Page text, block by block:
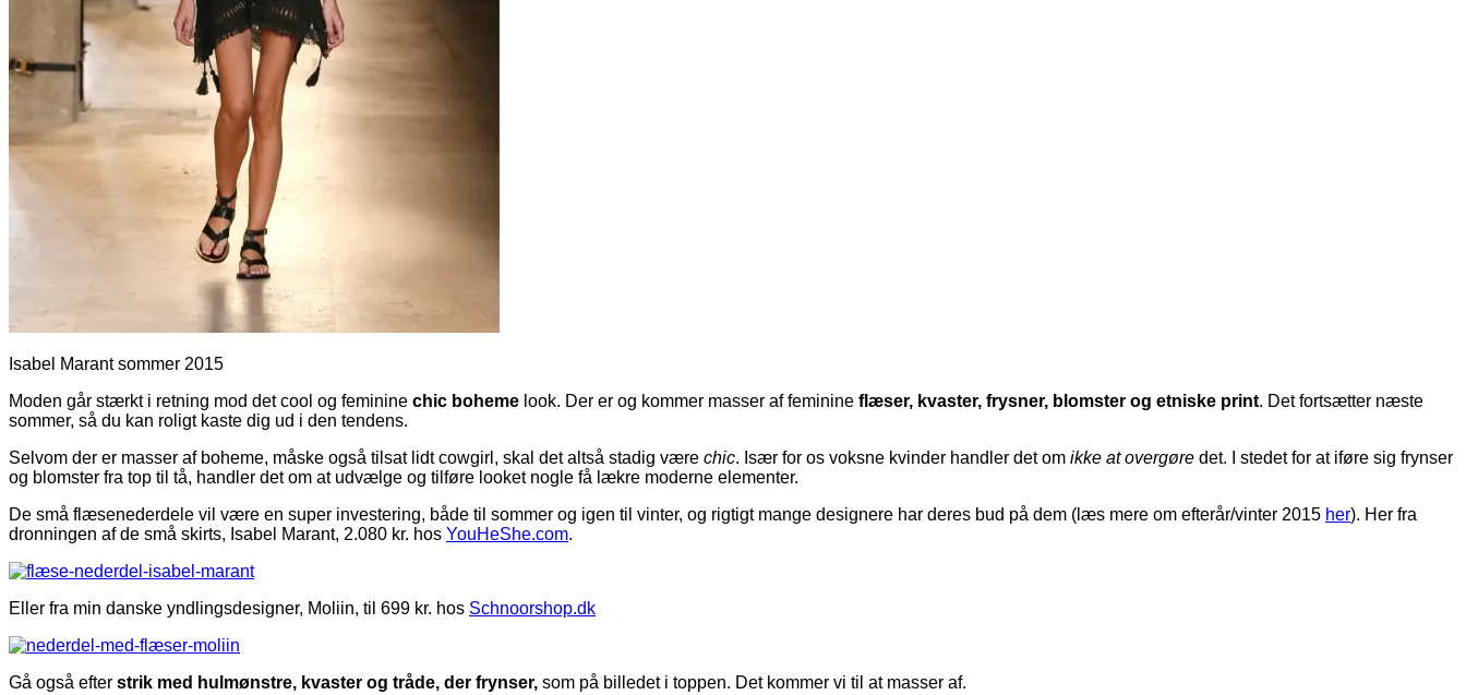
Isabel Marant sommer 2015
Moden går stærkt i retning mod det cool og feminine chic boheme look. Der er og kommer masser af feminine flæser, kvaster, frysner, blomster og etniske print. Det fortsætter næste
sommer, så du kan roligt kaste dig ud i den tendens.
Selvom der er masser af boheme, måske også tilsat lidt cowgirl, skal det altså stadig være chic. Især for os voksne kvinder handler det om ikke at overgøre det. I stedet for at iføre sig frynser
og blomster fra top til tå, handler det om at udvælge og tilføre looket nogle få lækre moderne elementer.
De små flæsenederdele vil være en super investering, både til sommer og igen til vinter, og rigtigt mange designere har deres bud på dem (læs mere om efterår/vinter 2015 her). Her fra
dronningen af de små skirts, Isabel Marant, 2.080 kr. hos YouHeShe.com.
Eller fra min danske yndlingsdesigner, Moliin, til 699 kr. hos Schnoorshop.dk
Gå også efter strik med hulmønstre, kvaster og tråde, der frynser, som på billedet i toppen. Det kommer vi til at masser af.